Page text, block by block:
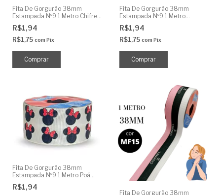
Fita De Gorgurão 38mm
Estampada Nº9 1 Metro Chifre
Unicórnio
R$1,94
R$1,75 com Pix
Fita De Gorgurão 38mm
Estampada Nº9 1 Metro
Princesas
R$1,94
R$1,75 com Pix
Fita De Gorgurão 38mm
Estampada Nº9 1 Metro Poá
Minnie
R$1,94
Fita De Gorgurão 38mm